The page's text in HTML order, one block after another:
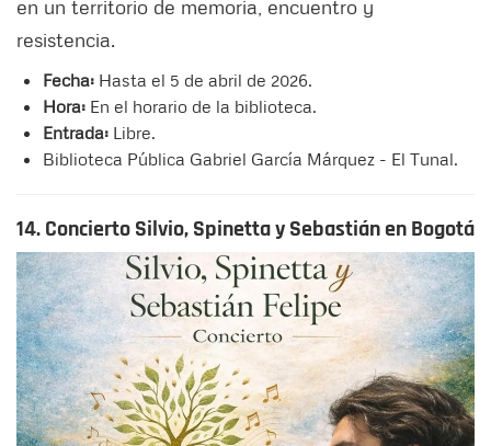
en un territorio de memoria, encuentro y
resistencia.
Fecha: Hasta el 5 de abril de 2026.
Hora: En el horario de la biblioteca.
Entrada: Libre.
Biblioteca Pública Gabriel García Márquez - El Tunal.
14. Concierto Silvio, Spinetta y Sebastián en Bogotá